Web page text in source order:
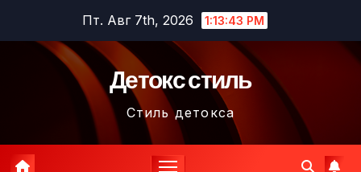
содержимому
Пт. Авг 7th, 2026 1:13:44 PM
Детокс стиль
Стиль детокса